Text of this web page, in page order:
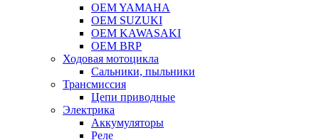
OEM YAMAHA
OEM SUZUKI
OEM KAWASAKI
OEM BRP
Ходовая мотоцикла
Сальники, пыльники
Трансмиссия
Цепи приводные
Электрика
Аккумуляторы
Реле